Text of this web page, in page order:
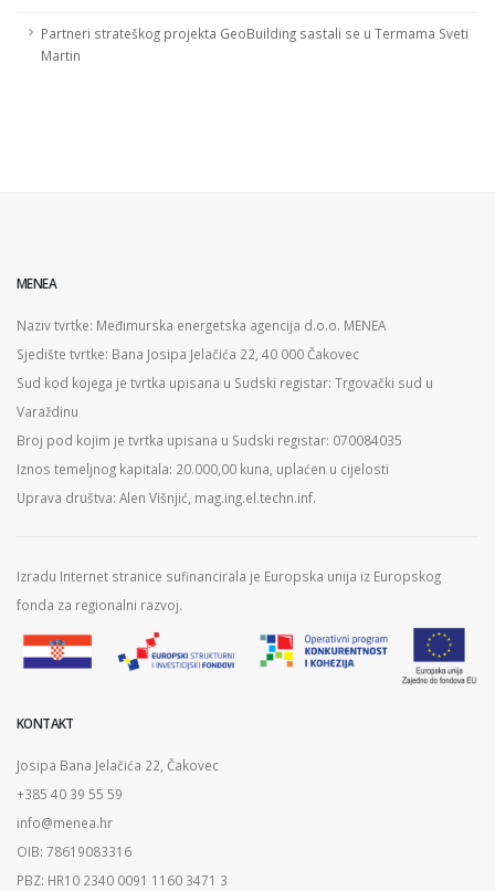
Partneri strateškog projekta GeoBuilding sastali se u Termama Sveti
Martin
MENEA
Naziv tvrtke: Međimurska energetska agencija d.o.o. MENEA
Sjedište tvrtke: Bana Josipa Jelačića 22, 40 000 Čakovec
Sud kod kojega je tvrtka upisana u Sudski registar: Trgovački sud u
Varaždinu
Broj pod kojim je tvrtka upisana u Sudski registar: 070084035
Iznos temeljnog kapitala: 20.000,00 kuna, uplaćen u cijelosti
Uprava društva: Alen Višnjić, mag.ing.el.techn.inf.
Izradu Internet stranice sufinancirala je Europska unija iz Europskog
fonda za regionalni razvoj.
KONTAKT
Josipa Bana Jelačića 22, Čakovec
+385 40 39 55 59
info@menea.hr
OIB: 78619083316
PBZ: HR10 2340 0091 1160 3471 3